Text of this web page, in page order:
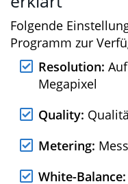
(Informationen
angezeigt): Off,
Uhrzeit
Die einzelnen
Funktionen
erklärt
Folgende
Programm zur